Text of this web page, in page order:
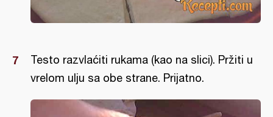
Testo razvlaćiti rukama (kao na slici). Pržiti u
vrelom ulju sa obe strane. Prijatno.